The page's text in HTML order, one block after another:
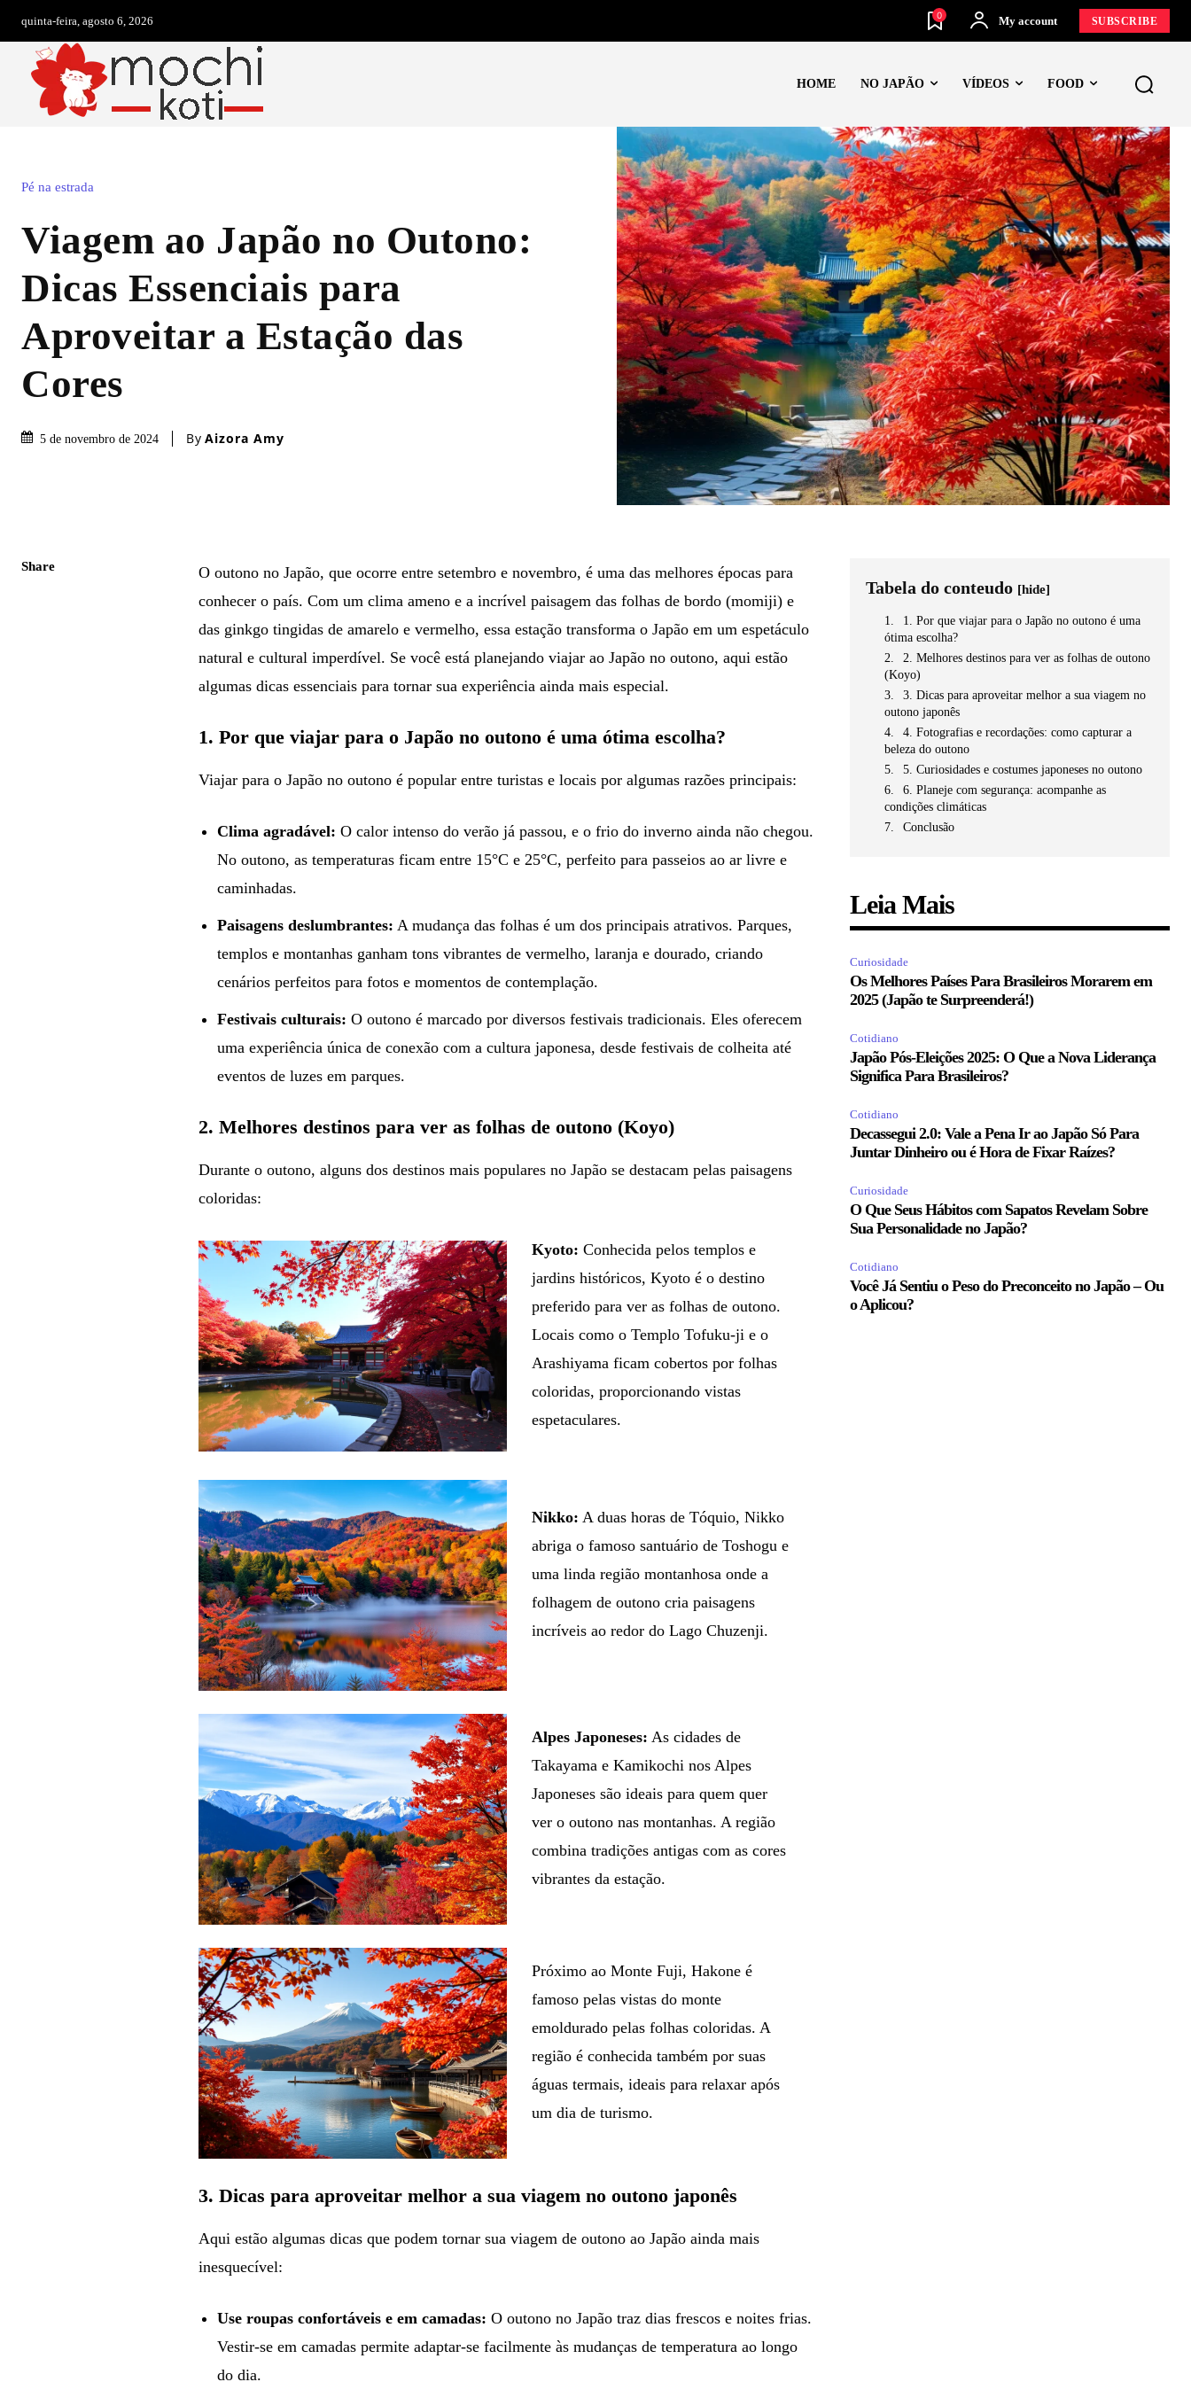
quinta-feira, agosto 6, 2026 0 My account SUBSCRIBE
HOME NO JAPÃO VÍDEOS FOOD
Pé na estrada
Viagem ao Japão no Outono:
Dicas Essenciais para
Aproveitar a Estação das
Cores
5 de novembro de 2024 By Aizora Amy
Share
O outono no Japão, que ocorre entre setembro e novembro, é uma das melhores épocas para
conhecer o país. Com um clima ameno e a incrível paisagem das folhas de bordo (momiji) e
das ginkgo tingidas de amarelo e vermelho, essa estação transforma o Japão em um espetáculo
natural e cultural imperdível. Se você está planejando viajar ao Japão no outono, aqui estão
algumas dicas essenciais para tornar sua experiência ainda mais especial.
1.Por que viajar para o Japão no outono é uma ótima escolha?
Viajar para o Japão no outono é popular entre turistas e locais por algumas razões principais:
Clima agradável: O calor intenso do verão já passou, e o frio do inverno ainda não chegou.
No outono, as temperaturas ficam entre 15°C e 25°C, perfeito para passeios ao ar livre e
caminhadas.
Paisagens deslumbrantes: A mudança das folhas é um dos principais atrativos. Parques,
templos e montanhas ganham tons vibrantes de vermelho, laranja e dourado, criando
cenários perfeitos para fotos e momentos de contemplação.
Festivais culturais: O outono é marcado por diversos festivais tradicionais. Eles oferecem
uma experiência única de conexão com a cultura japonesa, desde festivais de colheita até
eventos de luzes em parques.
2.Melhores destinos para ver as folhas de outono (Koyo)
Durante o outono, alguns dos destinos mais populares no Japão se destacam pelas paisagens
coloridas:
Kyoto: Conhecida pelos templos e
jardins históricos, Kyoto é o destino
preferido para ver as folhas de outono.
Locais como o Templo Tofuku-ji e o
Arashiyama ficam cobertos por folhas
coloridas, proporcionando vistas
espetaculares.
Nikko: A duas horas de Tóquio, Nikko
abriga o famoso santuário de Toshogu e
uma linda região montanhosa onde a
folhagem de outono cria paisagens
incríveis ao redor do Lago Chuzenji.
Alpes Japoneses: As cidades de
Takayama e Kamikochi nos Alpes
Japoneses são ideais para quem quer
ver o outono nas montanhas. A região
combina tradições antigas com as cores
vibrantes da estação.
Próximo ao Monte Fuji, Hakone é
famoso pelas vistas do monte
emoldurado pelas folhas coloridas. A
região é conhecida também por suas
águas termais, ideais para relaxar após
um dia de turismo.
3.Dicas para aproveitar melhor a sua viagem no outono japonês
Aqui estão algumas dicas que podem tornar sua viagem de outono ao Japão ainda mais
inesquecível:
Use roupas confortáveis e em camadas: O outono no Japão traz dias frescos e noites frias.
Vestir-se em camadas permite adaptar-se facilmente às mudanças de temperatura ao longo
do dia.
Tabela do conteudo [hide]
1. Por que viajar para o Japão no outono é uma
ótima escolha?
2. Melhores destinos para ver as folhas de outono
(Koyo)
3. Dicas para aproveitar melhor a sua viagem no
outono japonês
4. Fotografias e recordações: como capturar a
beleza do outono
5. Curiosidades e costumes japoneses no outono
6. Planeje com segurança: acompanhe as
condições climáticas
Conclusão
Leia Mais
Curiosidade
Os Melhores Países Para Brasileiros Morarem em
2025 (Japão te Surpreenderá!)
Cotidiano
Japão Pós-Eleições 2025: O Que a Nova Liderança
Significa Para Brasileiros?
Cotidiano
Decassegui 2.0: Vale a Pena Ir ao Japão Só Para
Juntar Dinheiro ou é Hora de Fixar Raízes?
Curiosidade
O Que Seus Hábitos com Sapatos Revelam Sobre
Sua Personalidade no Japão?
Cotidiano
Você Já Sentiu o Peso do Preconceito no Japão – Ou
o Aplicou?